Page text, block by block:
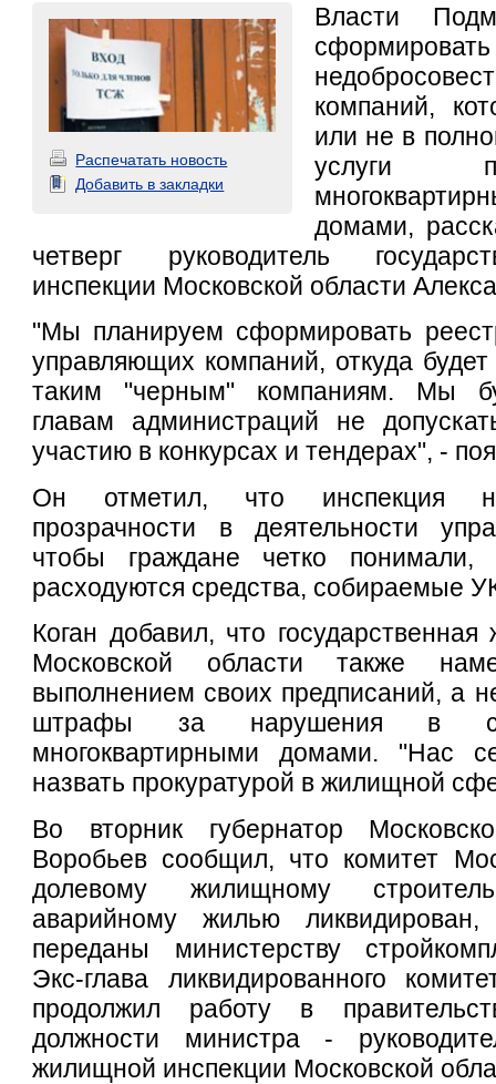
Распечатать новость
Добавить в закладки
Власти
компаний,
или не в
услуги
домами,
четверг руководитель
инспекции Московской области
"Мы планируем сформировать
управляющих компаний, откуда
таким "черным" компаниям. Мы
главам администраций не
участию в конкурсах и тендерах", -
Он отметил, что инспекция
прозрачности в деятельности
чтобы граждане четко понимали,
расходуются средства, собираемые
Коган добавил, что
Московской области также
выполнением своих предписаний, а
штрафы за нарушения в
многоквартирными домами. "Нас
назвать прокуратурой в жилищной
Во вторник губернатор
Воробьев сообщил, что комитет
долевому жилищному
аварийному жилью
переданы министерству
Экс-глава ликвидированного
продолжил работу в
должности министра -
жилищной инспекции Московской